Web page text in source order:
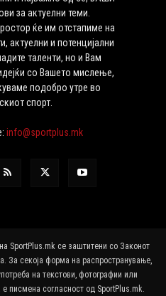
за актуелни теми.
ќе им отстапиме на
актуелни и потенцијални
таленти, но и Вам
со Вашето мислење,
подобро утре во
спорт.
info@sportplus.mk
SportPlus.mk се заштитени со Законот
За секоја форма на распространување,
на текстови, фотографии или
е писмена согласност од SportPlus.mk.